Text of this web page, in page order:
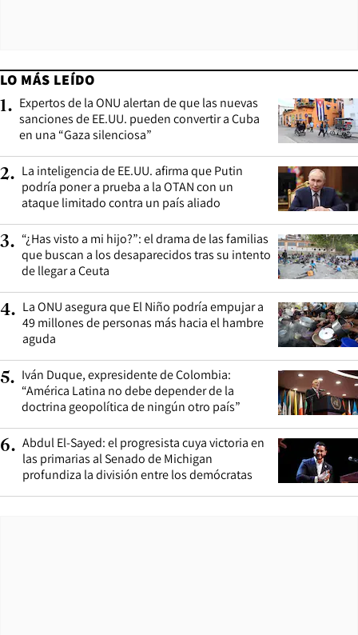
LO MÁS LEÍDO
1. Expertos de la ONU alertan de que las nuevas
sanciones de EE.UU. pueden convertir a Cuba
en una “Gaza silenciosa”
2. La inteligencia de EE.UU. afirma que Putin
podría poner a prueba a la OTAN con un
ataque limitado contra un país aliado
3. “¿Has visto a mi hijo?”: el drama de las familias
que buscan a los desaparecidos tras su intento
de llegar a Ceuta
4. La ONU asegura que El Niño podría empujar a
49 millones de personas más hacia el hambre
aguda
5. Iván Duque, expresidente de Colombia:
“América Latina no debe depender de la
doctrina geopolítica de ningún otro país”
6. Abdul El-Sayed: el progresista cuya victoria en
las primarias al Senado de Michigan
profundiza la división entre los demócratas